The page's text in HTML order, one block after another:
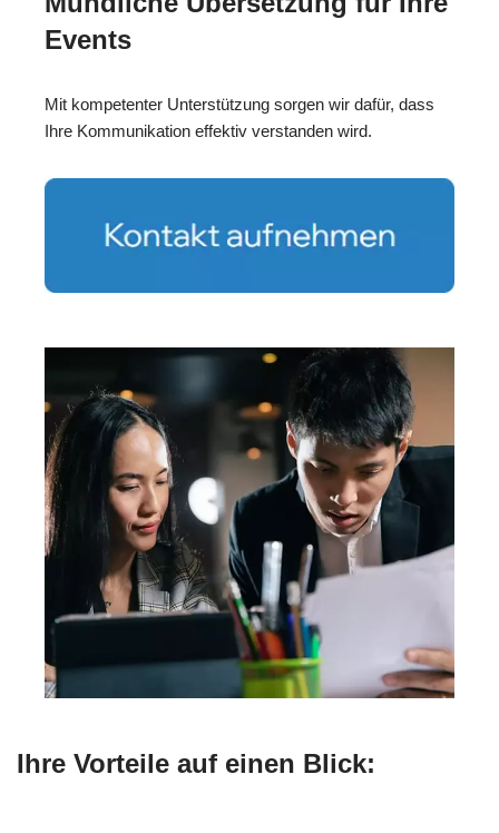
Events
Mit kompetenter Unterstützung sorgen wir dafür, dass
Ihre Kommunikation effektiv verstanden wird.
Ihre Vorteile auf einen Blick: